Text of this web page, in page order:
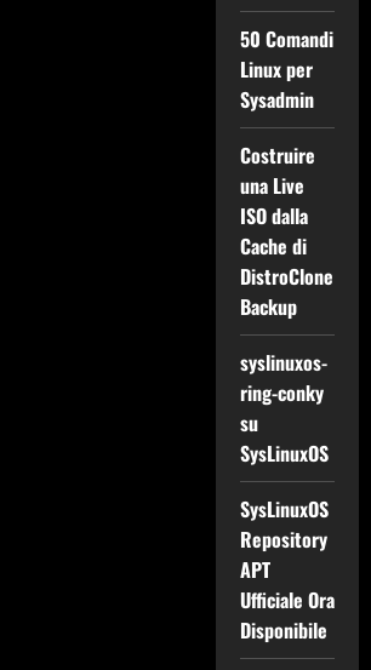
50 Comandi
Linux per
Sysadmin
Costruire
una Live
ISO dalla
Cache di
DistroClone
Backup
syslinuxos-
ring-conky
su
SysLinuxOS
SysLinuxOS
Repository
APT
Ufficiale Ora
Disponibile